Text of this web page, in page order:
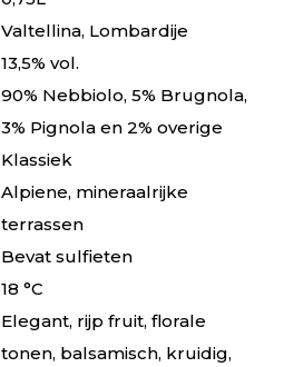
Valtellina, Lombardije
13,5% vol.
90% Nebbiolo, 5% Brugnola,
3% Pignola en 2% overige
Klassiek
Alpiene, mineraalrijke
terrassen
Bevat sulfieten
18 °C
Elegant, rijp fruit, florale
tonen, balsamisch, kruidig,